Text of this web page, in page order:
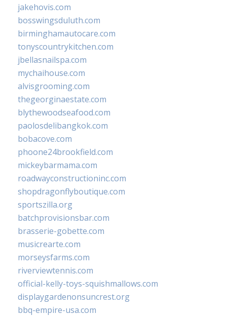
jakehovis.com
bosswingsduluth.com
birminghamautocare.com
tonyscountrykitchen.com
jbellasnailspa.com
mychaihouse.com
alvisgrooming.com
thegeorginaestate.com
blythewoodseafood.com
paolosdelibangkok.com
bobacove.com
phoone24brookfield.com
mickeybarmama.com
roadwayconstructioninc.com
shopdragonflyboutique.com
sportszilla.org
batchprovisionsbar.com
brasserie-gobette.com
musicrearte.com
morseysfarms.com
riverviewtennis.com
official-kelly-toys-squishmallows.com
displaygardenonsuncrest.org
bbq-empire-usa.com